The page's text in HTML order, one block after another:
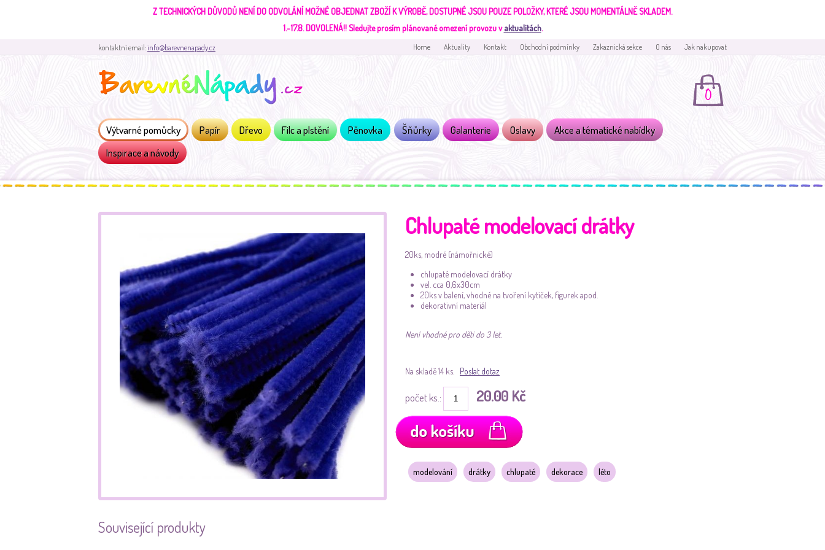
Z TECHNICKÝCH DŮVODŮ NENÍ DO ODVOLÁNÍ MOŽNÉ OBJEDNAT ZBOŽÍ K VÝROBĚ, DOSTUPNÉ JSOU POUZE POLOŽKY, KTERÉ JSOU MOMENTÁLNĚ SKLADEM.
1.-17.8. DOVOLENÁ!!Sledujte prosím plánované omezení provozu vaktualitách.
kontaktní email:info@barevnenapady.cz Home Aktuality Kontakt Obchodní podmínky Zakaznická sekce O nás Jak nakupovat
0
Výtvarné pomůcky Papír Dřevo Filc a plstění Pěnovka Šňůrky Galanterie Oslavy
Akce a tématické nabídky
Inspirace a návody
Chlupaté modelovací drátky
20ks, modré (námořnické)
chlupaté modelovací drátky
vel. cca 0,6x30cm
20ks v balení, vhodné na tvoření kytiček, figurek apod.
dekorativní materiál
Není vhodné pro děti do 3 let.
Na skladě 14 ks. Poslat dotaz
počet ks.: 20.00 Kč
modelování drátky chlupaté dekorace léto
Související produkty